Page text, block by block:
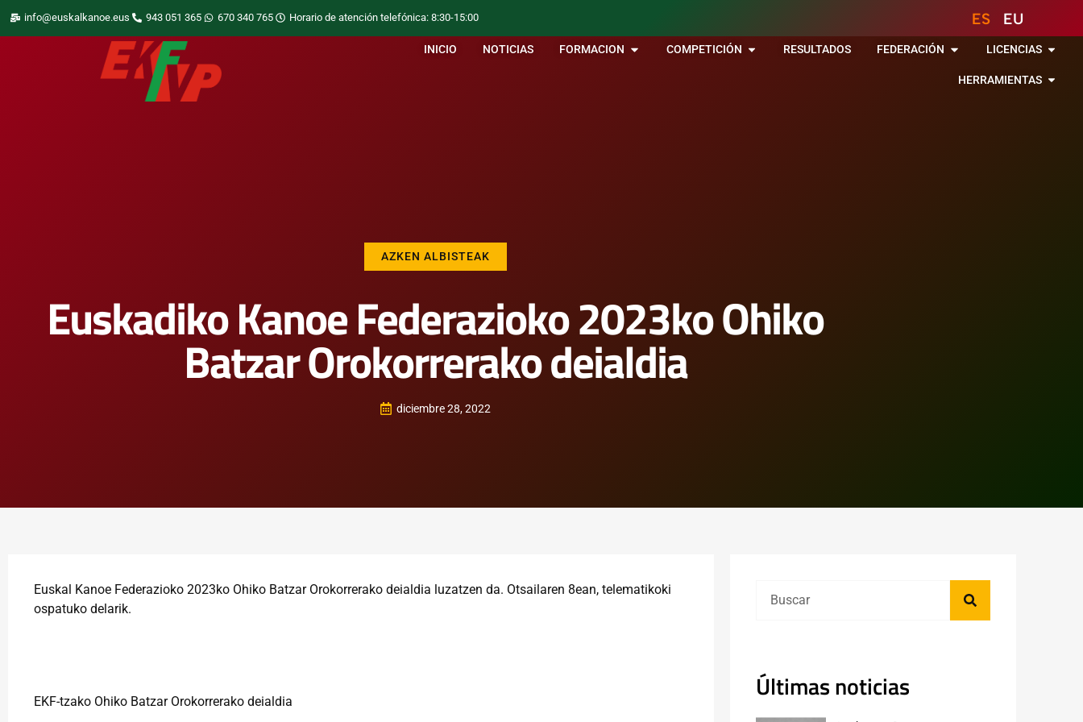
info@euskalkanoe.eus 943 051 365 670 340 765 Horario de atención telefónica: 8:30-15:00 ES EU
INICIO NOTICIAS FORMACION COMPETICIÓN RESULTADOS FEDERACIÓN LICENCIAS
HERRAMIENTAS
AZKEN ALBISTEAK
Euskadiko Kanoe Federazioko 2023ko Ohiko
Batzar Orokorrerako deialdia
diciembre 28, 2022
Euskal Kanoe Federazioko 2023ko Ohiko Batzar Orokorrerako deialdia luzatzen da. Otsailaren 8ean, telematikoki
ospatuko delarik.
EKF-tzako Ohiko Batzar Orokorrerako deialdia Últimas noticias